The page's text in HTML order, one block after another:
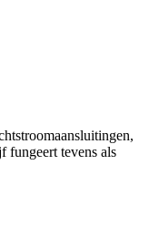
fungeert tevens als